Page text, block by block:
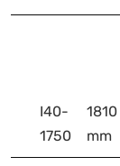
I40-
1750
1810
mm